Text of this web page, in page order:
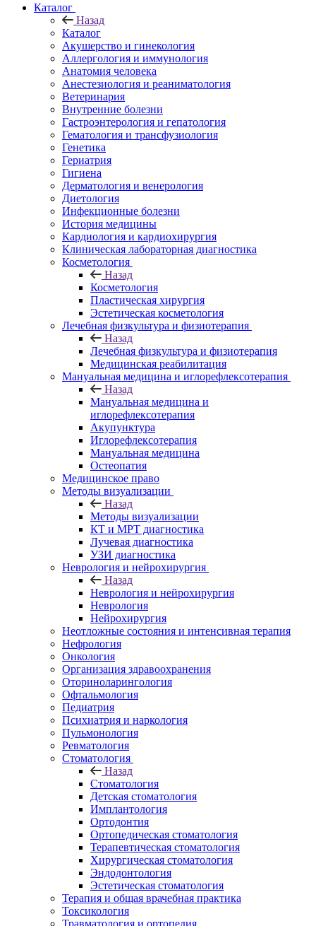
Каталог
Назад
Каталог
Акушерство и гинекология
Аллергология и иммунология
Анатомия человека
Анестезиология и реаниматология
Ветеринария
Внутренние болезни
Гастроэнтерология и гепатология
Гематология и трансфузиология
Генетика
Гериатрия
Гигиена
Дерматология и венерология
Диетология
Инфекционные болезни
История медицины
Кардиология и кардиохирургия
Клиническая лабораторная диагностика
Косметология
Назад
Косметология
Пластическая хирургия
Эстетическая косметология
Лечебная физкультура и физиотерапия
Назад
Лечебная физкультура и физиотерапия
Медицинская реабилитация
Мануальная медицина и иглорефлексотерапия
Назад
Мануальная медицина и
иглорефлексотерапия
Акупунктура
Иглорефлексотерапия
Мануальная медицина
Остеопатия
Медицинское право
Методы визуализации
Назад
Методы визуализации
КТ и МРТ диагностика
Лучевая диагностика
УЗИ диагностика
Неврология и нейрохирургия
Назад
Неврология и нейрохирургия
Неврология
Нейрохирургия
Неотложные состояния и интенсивная терапия
Нефрология
Онкология
Организация здравоохранения
Оториноларингология
Офтальмология
Педиатрия
Психиатрия и наркология
Пульмонология
Ревматология
Стоматология
Назад
Стоматология
Детская стоматология
Имплантология
Ортодонтия
Ортопедическая стоматология
Терапевтическая стоматология
Хирургическая стоматология
Эндодонтология
Эстетическая стоматология
Терапия и общая врачебная практика
Токсикология
Травматология и ортопедия